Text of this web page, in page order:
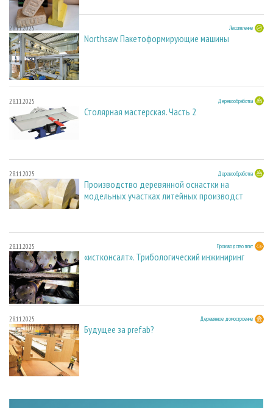
28.11.2025 Лесопиление
Northsaw. Пакетоформирующие машины
28.11.2025 Деревообработка
Столярная мастерская. Часть 2
28.11.2025 Деревообработка
Производство деревянной оснастки на
модельных участках литейных производст
28.11.2025 Производство плит
«истконсалт». Трибологический инжиниринг
28.11.2025 Деревянное домостроение
Будущее за prefab?